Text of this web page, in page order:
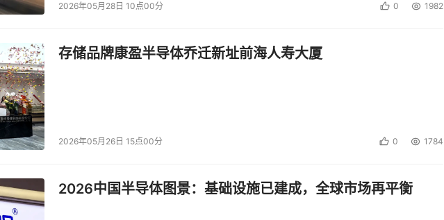
2026年05月28日 10点00分 0 1982
存储品牌康盈半导体乔迁新址前海人寿大厦
2026年05月26日 15点00分 0 1784
2026中国半导体图景：基础设施已建成，全球市场再平衡